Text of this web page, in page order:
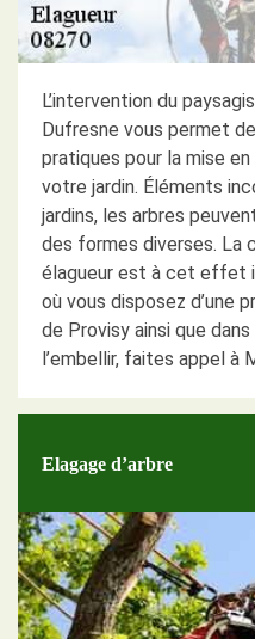
L’intervention du
Dufresne vous permet
pratiques pour la mise
votre jardin. Éléments
jardins, les arbres
des formes diverses. La
élagueur est à cet effet
où vous disposez d’une
de Provisy ainsi que
l’embellir, faites appel à
Elagage d’arbre